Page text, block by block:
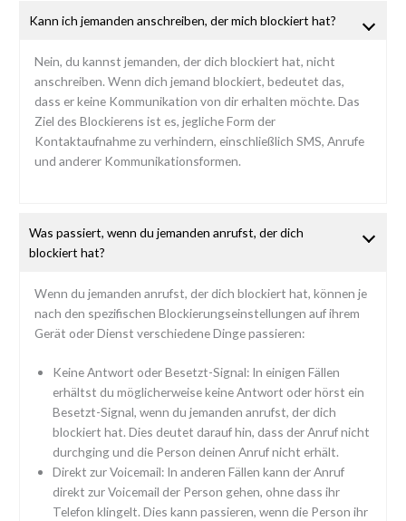
Kann ich jemanden anschreiben, der mich blockiert hat?
Nein, du kannst jemanden, der dich blockiert hat, nicht
anschreiben. Wenn dich jemand blockiert, bedeutet das,
dass er keine Kommunikation von dir erhalten möchte. Das
Ziel des Blockierens ist es, jegliche Form der
Kontaktaufnahme zu verhindern, einschließlich SMS, Anrufe
und anderer Kommunikationsformen.
Was passiert, wenn du jemanden anrufst, der dich
blockiert hat?
Wenn du jemanden anrufst, der dich blockiert hat, können je
nach den spezifischen Blockierungseinstellungen auf ihrem
Gerät oder Dienst verschiedene Dinge passieren:
Keine Antwort oder Besetzt-Signal: In einigen Fällen
erhältst du möglicherweise keine Antwort oder hörst ein
Besetzt-Signal, wenn du jemanden anrufst, der dich
blockiert hat. Dies deutet darauf hin, dass der Anruf nicht
durchging und die Person deinen Anruf nicht erhält.
Direkt zur Voicemail: In anderen Fällen kann der Anruf
direkt zur Voicemail der Person gehen, ohne dass ihr
Telefon klingelt. Dies kann passieren, wenn die Person ihr